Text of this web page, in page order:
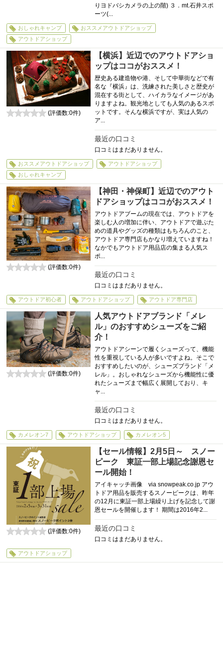
りヨドバシカメラの上の階) ３．mt.石井スポ
ーツ(...
おしゃれキャンプ
おススメアウトドアショップ
アウトドアショップ
【横浜】近辺でのアウトドアショ
ップはココがおススメ！
歴史ある建造物や港、そして中華街などで有
名な『横浜』は、洗練された美しさと歴史が
混在する街として、ハイカラなイメージがあ
りますよね。観光地としても人気のあるスポ
ットです。そんな横浜ですが、実は人気の
ア...
最近の口コミ
口コミはまだありません。
(評価数:0件)
おススメアウトドアショップ
アウトドアショップ
おしゃれキャンプ
【神田・神保町】近辺でのアウト
ドアショップはココがおススメ！
アウトドアブームの現在では、アウトドアを
楽しむ人の増加に伴い、アウトドアで遊ぶた
めの道具やグッズの種類はもちろんのこと、
アウトドア専門店もかなり増えていますね！
なかでもアウトドア用品店の集まる人気ス
ポ...
最近の口コミ
口コミはまだありません。
(評価数:0件)
アウトドア初心者 アウトドアショップ アウトドア専門店
人気アウトドアブランド「メレ
ル」のおすすめシューズをご紹
介！
アウトドアシーンで履くシューズって、機能
性を重視している人が多いですよね。そこで
おすすめしたいのが、シューズブランド「メ
レル」。おしゃれなシューズから機能性に優
れたシューズまで幅広く展開しており、キ
ャ...
最近の口コミ
口コミはまだありません。
(評価数:0件)
カメレオン7 アウトドアショップ カメレオン5
【セール情報】2月5日～ スノー
ピーク 東証一部上場記念謝恩セ
ール開始！
アイキャッチ画像 via snowpeak.co.jp アウ
トドア用品を販売するスノーピークは、昨年
の12月に東証一部上場繰り上げを記念して謝
恩セールを開催します！ 期間は2016年2...
最近の口コミ
口コミはまだありません。
(評価数:0件)
アウトドアショップ